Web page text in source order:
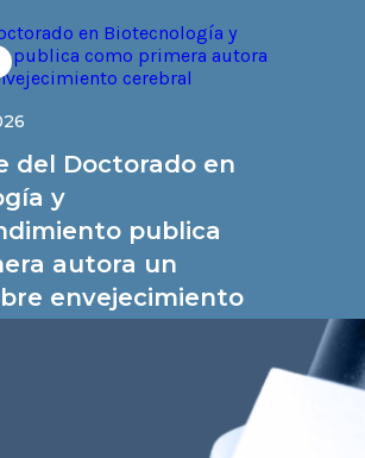
del Doctorado en
y
publica
autora un
envejecimiento